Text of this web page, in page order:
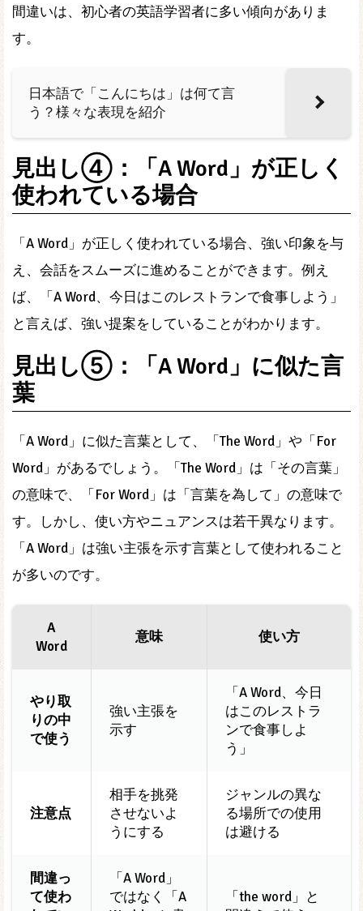
間違いは、初心者の英語学習者に多い傾向がありま
す。
日本語で「こんにちは」は何て言
う？様々な表現を紹介
見出し④：「A Word」が正しく
使われている場合
「A Word」が正しく使われている場合、強い印象を与
え、会話をスムーズに進めることができます。例え
ば、「A Word、今日はこのレストランで食事しよう」
と言えば、強い提案をしていることがわかります。
見出し⑤：「A Word」に似た言
葉
「A Word」に似た言葉として、「The Word」や「For
Word」があるでしょう。「The Word」は「その言葉」
の意味で、「For Word」は「言葉を為して」の意味で
す。しかし、使い方やニュアンスは若干異なります。
「A Word」は強い主張を示す言葉として使われること
が多いのです。
A
Word
意味 使い方
やり取
りの中
で使う
強い主張を
示す
「A Word、今日
はこのレストラ
ンで食事しよ
う」
注意点
相手を挑発
させないよ
うにする
ジャンルの異な
る場所での使用
は避ける
間違っ
て使わ
「A Word」
ではなく「A
「the word」と